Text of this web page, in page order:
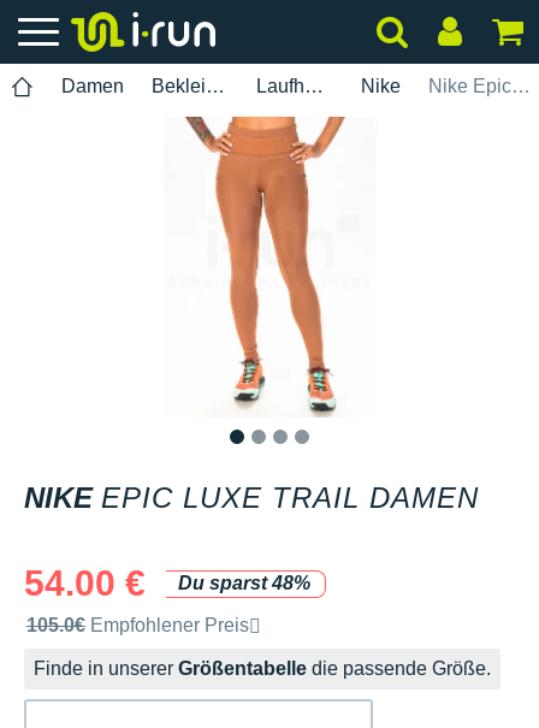
Damen Bekleidung Laufhosen Nike Nike Epic Luxe Trail Damen
NIKE EPIC LUXE TRAIL DAMEN
54.00 €
Du sparst 48%
Unverbindliche Preisempfehlung der Marke
105.0€ Empfohlener Preis
Finde in unserer Größentabelle die passende Größe.